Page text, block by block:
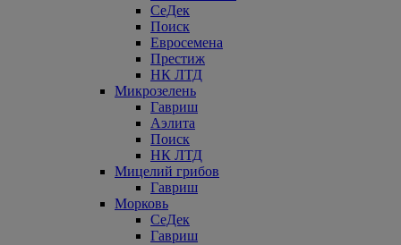
СеДек
Поиск
Евросемена
Престиж
НК ЛТД
Микрозелень
Гавриш
Аэлита
Поиск
НК ЛТД
Мицелий грибов
Гавриш
Морковь
СеДек
Гавриш